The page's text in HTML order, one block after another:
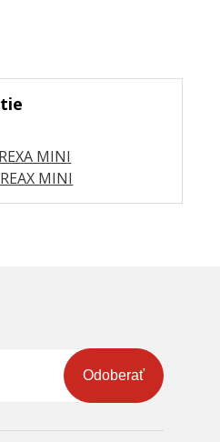
MINI
MINI
Odoberať